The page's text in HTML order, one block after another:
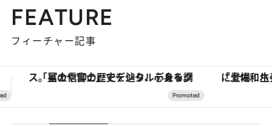
FEATURE
フィーチャー記事
「土佐和ハーブかき氷」がOMO7高知に登場！生姜、山椒、大葉など目にも舌にも涼を呼ぶ郷土の味 ヴァシュロン・コンスタンタ